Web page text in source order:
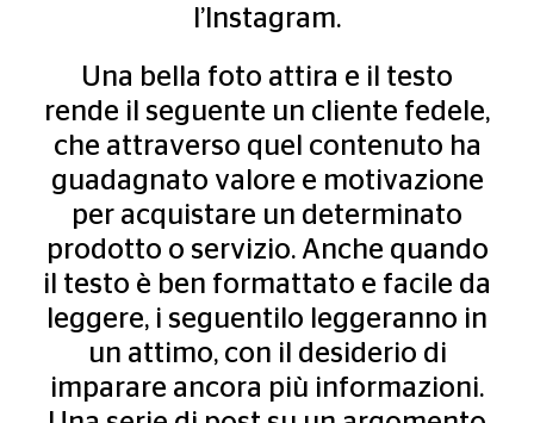
l’Instagram.
Una bella foto attira e il testo
rende il seguente un cliente fedele,
che attraverso quel contenuto ha
guadagnato valore e motivazione
per acquistare un determinato
prodotto o servizio. Anche quando
il testo è ben formattato e facile da
leggere, i seguentilo leggeranno in
un attimo, con il desiderio di
imparare ancora più informazioni.